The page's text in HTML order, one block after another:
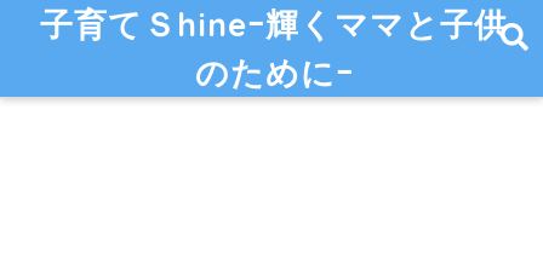
子育てＳhineｰ輝くママと子供
のためにｰ